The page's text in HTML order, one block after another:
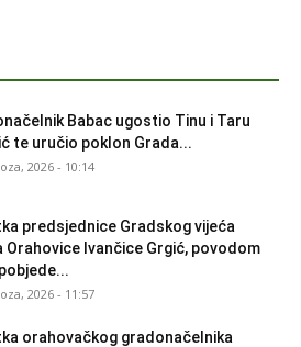
Babac ugostio Tinu i Taru
te uručio poklon Grada...
2026 - 10:14
predsjednice Gradskog vijeća
Orahovice Ivančice Grgić, povodom
2026 - 11:57
orahovačkog gradonačelnika